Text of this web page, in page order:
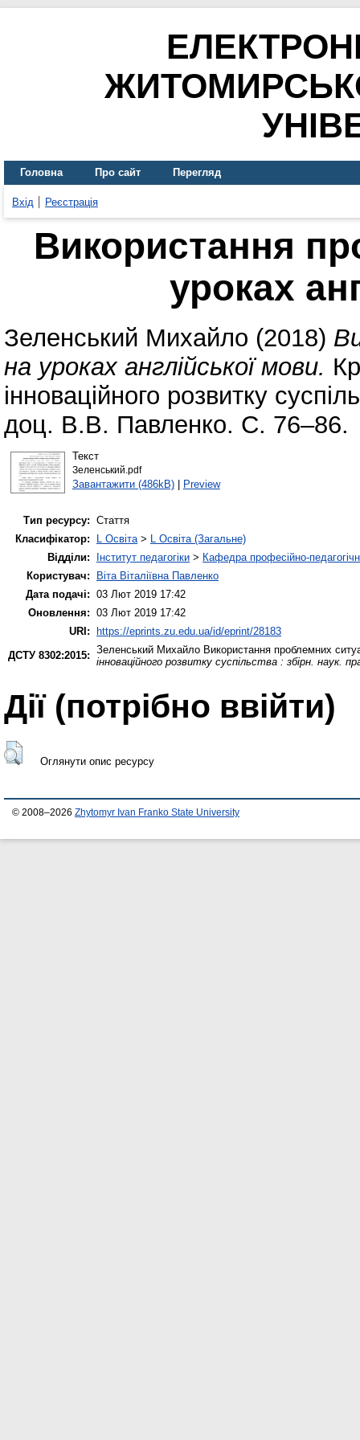
Головна Про сайт Перегляд
Вхід Реєстрація
Використання
уроках
Зеленський Михайло (2018)
на уроках англійської мови.
інноваційного розвитку
доц. В.В. Павленко. С. 76–86.
Текст
Зеленський.pdf
Завантажити (486kB)| Preview
Тип ресурсу: Стаття
Класифікатор:
L Освіта> L Освіта (Загальне)
Відділи:
Інститут педагогіки > Кафедра професійно-
Користувач:
Віта Віталіївна Павленко
Дата подачі: 03 Лют 2019 17:42
Оновлення: 03 Лют 2019 17:42
URI:
https://eprints.zu.edu.ua/id/eprint/28183
ДСТУ 8302:2015: Зеленський Михайло Використання проблемних
інноваційного розвитку суспільства : збірн. наук.
Дії ​​(потрібно ввійти)
Оглянути опис ресурсу
© 2008–2026 Zhytomyr Ivan Franko State University